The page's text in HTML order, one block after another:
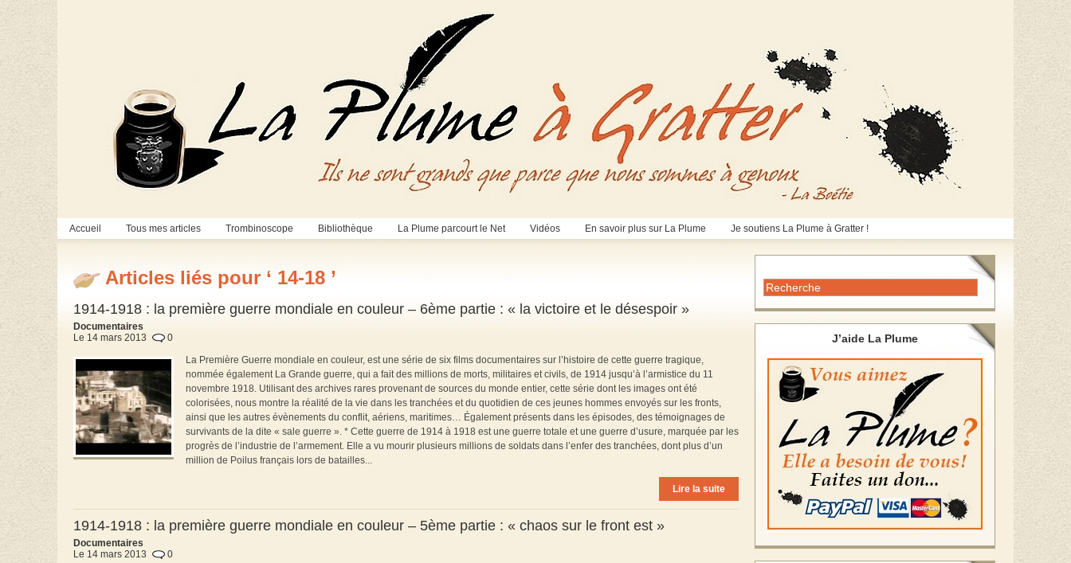
Accueil Tous mes articles Trombinoscope Bibliothèque La Plume parcourt le Net Vidéos En savoir plus sur La Plume Je soutiens La Plume à Gratter !
Articles liés pour ‘ 14-18 ’
1914-1918 : la première guerre mondiale en couleur – 6ème partie : « la victoire et le désespoir »
Documentaires
Le 14 mars 2013
0
La Première Guerre mondiale en couleur, est une série de six films documentaires sur l’histoire de cette guerre tragique,
nommée également La Grande guerre, qui a fait des millions de morts, militaires et civils, de 1914 jusqu’à l’armistice du 11
novembre 1918. Utilisant des archives rares provenant de sources du monde entier, cette série dont les images ont été
colorisées, nous montre la réalité de la vie dans les tranchées et du quotidien de ces jeunes hommes envoyés sur les fronts,
ainsi que les autres évènements du conflit, aériens, maritimes… Également présents dans les épisodes, des témoignages de
survivants de la dite « sale guerre ». * Cette guerre de 1914 à 1918 est une guerre totale et une guerre d’usure, marquée par les
progrès de l’industrie de l’armement. Elle a vu mourir plusieurs millions de soldats dans l’enfer des tranchées, dont plus d’un
million de Poilus français lors de batailles...
Lire la suite
1914-1918 : la première guerre mondiale en couleur – 5ème partie : « chaos sur le front est »
Documentaires
Le 14 mars 2013
0
J’aide La Plume